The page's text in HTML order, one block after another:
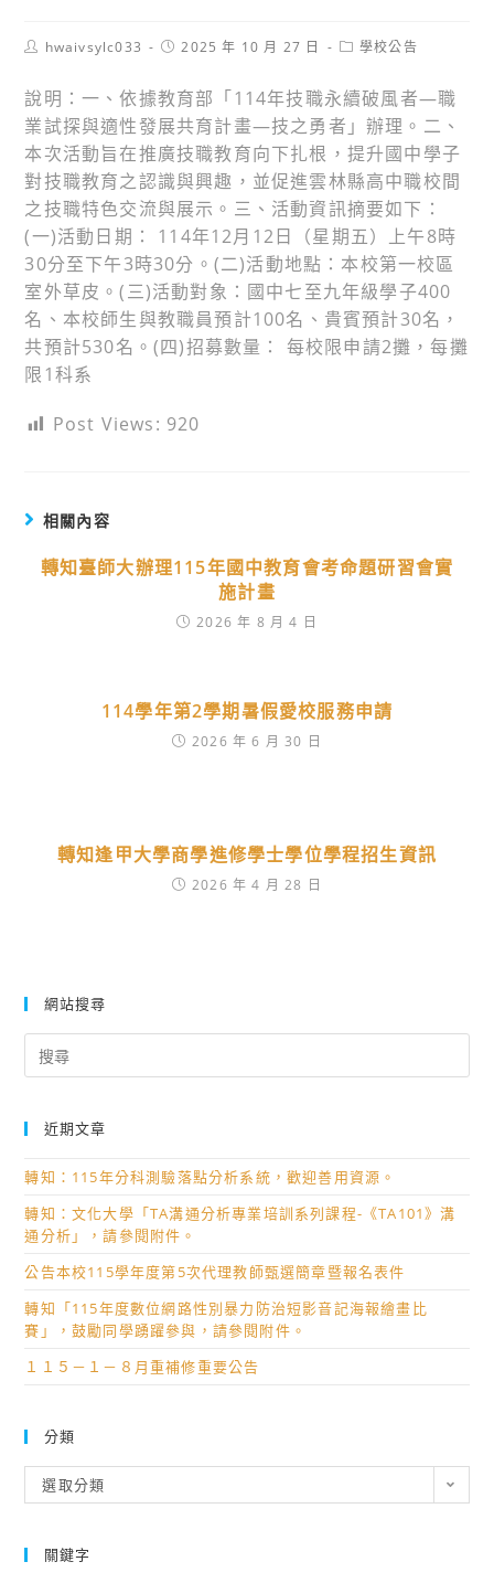
Posthwaivsylc033
Post2025 年 10 月 27 日
Post學校公告
說明：一、依據教育部「114年技職永續破風者—職
業試探與適性發展共育計畫—技之勇者」辦理。二、
本次活動旨在推廣技職教育向下扎根，提升國中學子
對技職教育之認識與興趣，並促進雲林縣高中職校間
之技職特色交流與展示。三、活動資訊摘要如下：
(一)活動日期： 114年12月12日（星期五）上午8時
30分至下午3時30分。(二)活動地點：本校第一校區
室外草皮。(三)活動對象：國中七至九年級學子400
名、本校師生與教職員預計100名、貴賓預計30名，
共預計530名。(四)招募數量： 每校限申請2攤，每攤
限1科系
Post Views: 920
相關內容
轉知臺師大辦理115年國中教育會考命題研習會實
施計畫
2026 年 8 月 4 日
114學年第2學期暑假愛校服務申請
2026 年 6 月 30 日
轉知逢甲大學商學進修學士學位學程招生資訊
2026 年 4 月 28 日
網站搜尋
for:
近期文章
轉知：115年分科測驗落點分析系統，歡迎善用資源。
轉知：文化大學「TA溝通分析專業培訓系列課程-《TA101》溝
通分析」，請參閱附件。
公告本校115學年度第5次代理教師甄選簡章暨報名表件
轉知「115年度數位網路性別暴力防治短影音記海報繪畫比
賽」，鼓勵同學踴躍參與，請參閱附件。
１１５－１－８月重補修重要公告
分類
類
選取分類
關鍵字